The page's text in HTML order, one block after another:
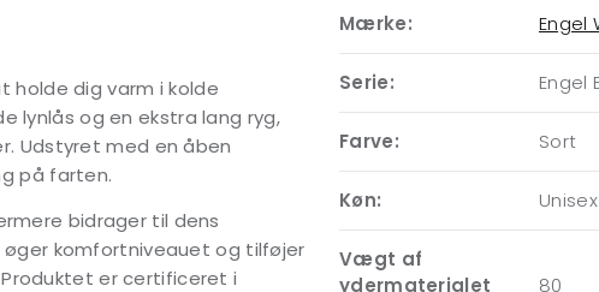
holde dig varm i kolde
lynlås og en ekstra lang ryg,
Udstyret med en åben
på farten.
bidrager til dens
øger komfortniveauet og tilføjer
er certificeret i
Mærke: Engel
Serie: Engel
Farve: Sort
Køn: Unisex
Vægt af
ydermaterialet
80